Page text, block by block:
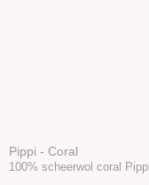
Pippi - Coral
100% scheerwol coral